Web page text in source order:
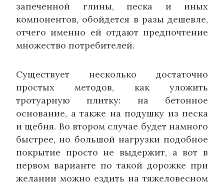
запеченной глины, песка и иных
компонентов, обойдется в разы дешевле,
отчего именно ей отдают предпочтение
множество потребителей.
Существует несколько достаточно
простых методов, как уложить
тротуарную плитку: на бетонное
основание, а также на подушку из песка
и щебня. Во втором случае будет намного
быстрее, но большой нагрузки подобное
покрытие просто не выдержит, а вот в
первом варианте по такой дорожке при
желании можно ездить на тяжеловесном